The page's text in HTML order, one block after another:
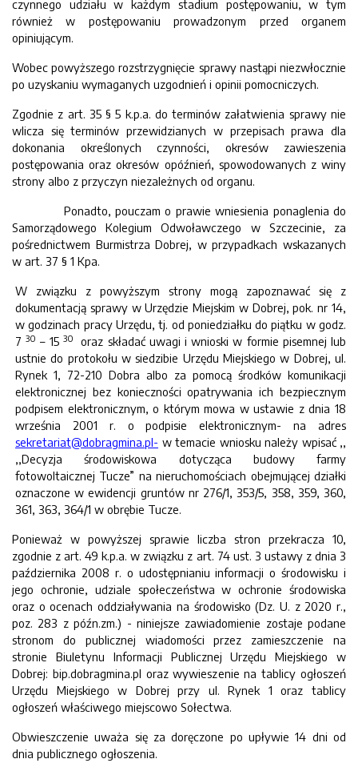
czynnego udziału w każdym stadium postępowaniu, w tym
również w postępowaniu prowadzonym przed organem
opiniującym.
Wobec powyższego rozstrzygnięcie sprawy nastąpi niezwłocznie
po uzyskaniu wymaganych uzgodnień i opinii pomocniczych.
Zgodnie z art. 35 § 5 k.p.a. do terminów załatwienia sprawy nie
wlicza się terminów przewidzianych w przepisach prawa dla
dokonania określonych czynności, okresów zawieszenia
postępowania oraz okresów opóźnień, spowodowanych z winy
strony albo z przyczyn niezależnych od organu.
Ponadto, pouczam o prawie wniesienia ponaglenia do
Samorządowego Kolegium Odwoławczego w Szczecinie, za
pośrednictwem Burmistrza Dobrej, w przypadkach wskazanych
w art. 37 § 1 Kpa.
W związku z powyższym strony mogą zapoznawać się z
dokumentacją sprawy w Urzędzie Miejskim w Dobrej, pok. nr 14,
w godzinach pracy Urzędu, tj. od poniedziałku do piątku w godz.
730 – 15 30
oraz składać uwagi i wnioski w formie pisemnej lub
ustnie do protokołu w siedzibie Urzędu Miejskiego w Dobrej, ul.
Rynek 1, 72-210 Dobra albo za pomocą środków komunikacji
elektronicznej bez konieczności opatrywania ich bezpiecznym
podpisem elektronicznym, o którym mowa w ustawie z dnia 18
września 2001 r. o podpisie elektronicznym- na adres
sekretariat@dobragmina.pl- w temacie wniosku należy wpisać ,,
,,Decyzja środowiskowa dotycząca budowy farmy
fotowoltaicznej Tucze” na nieruchomościach obejmującej działki
oznaczone w ewidencji gruntów nr 276/1, 353/5, 358, 359, 360,
361, 363, 364/1 w obrębie Tucze.
Ponieważ w powyższej sprawie liczba stron przekracza 10,
zgodnie z art. 49 k.p.a. w związku z art. 74 ust. 3 ustawy z dnia 3
października 2008 r. o udostępnianiu informacji o środowisku i
jego ochronie, udziale społeczeństwa w ochronie środowiska
oraz o ocenach oddziaływania na środowisko (Dz. U. z 2020 r.,
poz. 283 z późn.zm.) - niniejsze zawiadomienie zostaje podane
stronom do publicznej wiadomości przez zamieszczenie na
stronie Biuletynu Informacji Publicznej Urzędu Miejskiego w
Dobrej: bip.dobragmina.pl oraz wywieszenie na tablicy ogłoszeń
Urzędu Miejskiego w Dobrej przy ul. Rynek 1 oraz tablicy
ogłoszeń właściwego miejscowo Sołectwa.
Obwieszczenie uważa się za doręczone po upływie 14 dni od
dnia publicznego ogłoszenia.